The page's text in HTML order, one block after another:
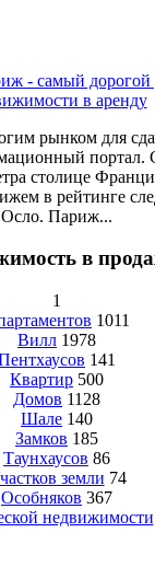
- самый дорогой
в аренду
рынком для
портал.
столице
в рейтинге
Осло. Париж...
в
1
1011
Вилл 1978
141
Квартир 500
Домов 1128
Шале 140
Замков 185
Таунхаусов 86
земли 74
Особняков 367
недвижимости